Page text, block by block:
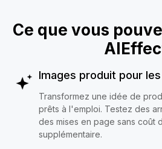
Ce que vous
Images produit pour
Transformez une idée de
prêts à l'emploi. Testez des
des mises en page sans coût
supplémentaire.